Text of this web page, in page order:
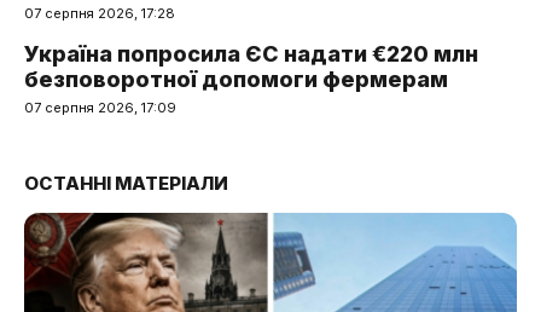
07 серпня 2026, 17:28
Україна попросила ЄС надати €220 млн
безповоротної допомоги фермерам
07 серпня 2026, 17:09
ОСТАННІ МАТЕРІАЛИ